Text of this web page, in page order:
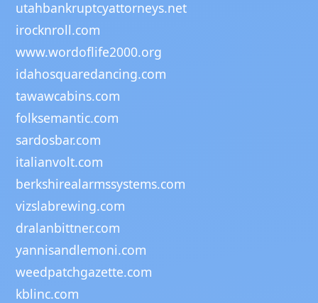
utahbankruptcyattorneys.net
irocknroll.com
www.wordoflife2000.org
idahosquaredancing.com
tawawcabins.com
folksemantic.com
sardosbar.com
italianvolt.com
berkshirealarmssystems.com
vizslabrewing.com
dralanbittner.com
yannisandlemoni.com
weedpatchgazette.com
kblinc.com